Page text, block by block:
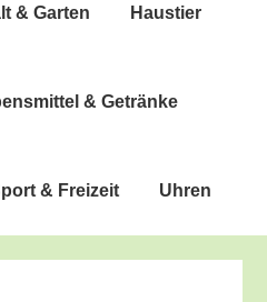
& Garten Haus­tier
& Getränke
& Freizeit Uhren